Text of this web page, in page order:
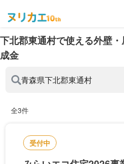
下北郡東通村で使える外壁
成金
青森県下北郡東通村
全3件
受付中